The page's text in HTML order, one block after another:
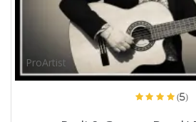
ProArtist
(5)